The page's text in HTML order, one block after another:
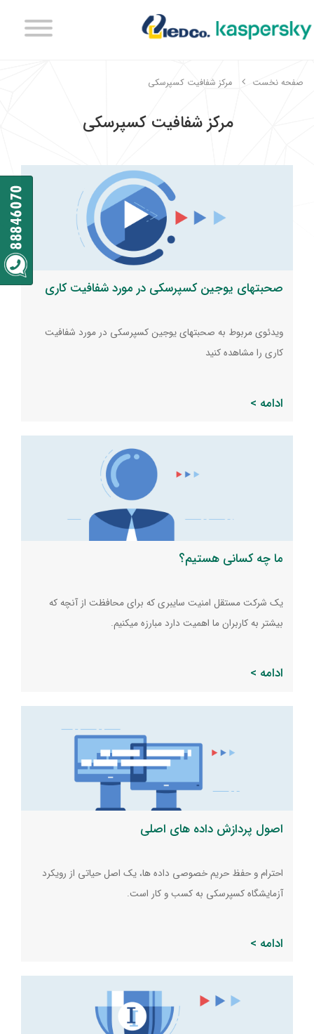
صفحه نخست مرکز شفافیت کسپرسکی
مرکز شفافیت کسپرسکی
صحبتهای یوجین کسپرسکی در مورد شفافیت کاری
ویدئوی مربوط به صحبتهای یوجین کسپرسکی در مورد شفافیت
کاری را مشاهده کنید
ادامه >
ما چه کسانی هستیم؟
یک شرکت مستقل امنیت سایبری که برای محافظت از آنچه که
بیشتر به کاربران ما اهمیت دارد مبارزه میکنیم.
ادامه >
اصول پردازش داده های اصلی
احترام و حفظ حریم خصوصی داده ها، یک اصل حیاتی از رویکرد
آزمایشگاه کسپرسکی به کسب و کار است.
ادامه >